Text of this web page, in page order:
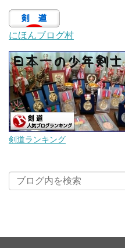
にほんブログ村
剣道ランキング